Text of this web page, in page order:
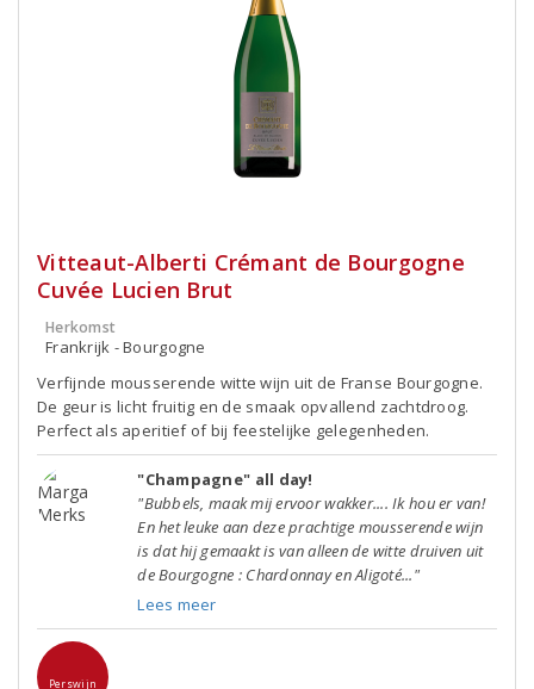
Vitteaut-Alberti Crémant de Bourgogne
Cuvée Lucien Brut
Herkomst
Frankrijk - Bourgogne
Verfijnde mousserende witte wijn uit de Franse Bourgogne.
De geur is licht fruitig en de smaak opvallend zachtdroog.
Perfect als aperitief of bij feestelijke gelegenheden.
"Champagne" all day!
"Bubbels, maak mij ervoor wakker.... Ik hou er van!
En het leuke aan deze prachtige mousserende wijn
is dat hij gemaakt is van alleen de witte druiven uit
de Bourgogne : Chardonnay en Aligoté..."
Lees meer
Perswijn